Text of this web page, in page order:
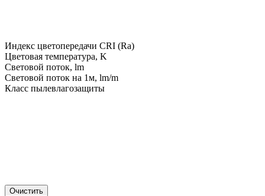
Индекс цветопередачи CRI (Ra)
Цветовая температура, K
Световой поток, lm
Световой поток на 1м, lm/m
Класс пылевлагозащиты
Очистить